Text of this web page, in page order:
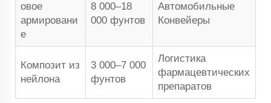
овое
армировани
е
8 000–18
000 фунтов
Автомобильные
Конвейеры
Композит из
нейлона
3 000–7 000
фунтов
Логистика
фармацевтических
препаратов